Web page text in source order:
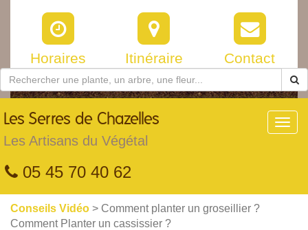
Horaires Itinéraire Contact
Les Serres de Chazelles
Les Artisans du Végétal
05 45 70 40 62
Conseils Vidéo > Comment planter un groseillier ?
Comment Planter un cassissier ?